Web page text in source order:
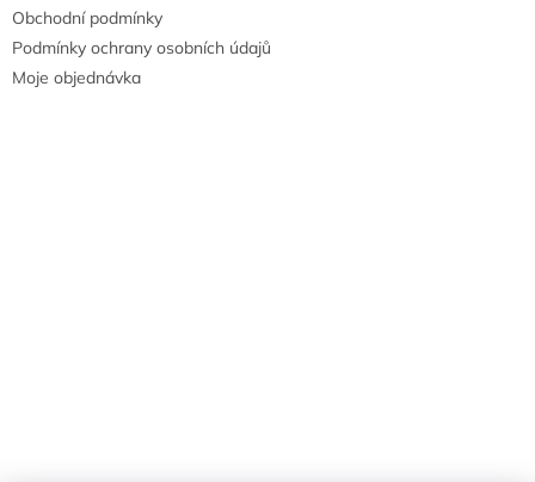
Obchodní podmínky
Podmínky ochrany osobních údajů
Moje objednávka